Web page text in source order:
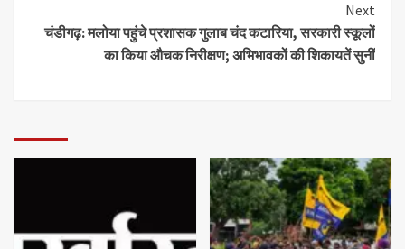
Next
चंडीगढ़: मलोया पहुंचे प्रशासक गुलाब चंद कटारिया, सरकारी स्कूलों
का किया औचक निरीक्षण; अभिभावकों की शिकायतें सुनीं